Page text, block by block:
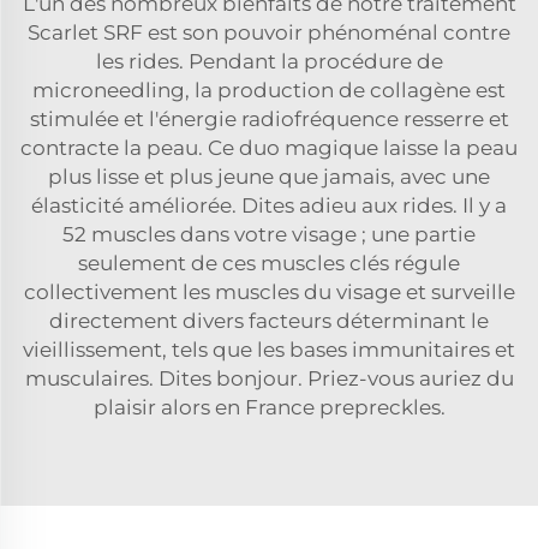
Scarlet SRF est son pouvoir phénoménal contre
les rides. Pendant la procédure de
microneedling, la production de collagène est
stimulée et l'énergie radiofréquence resserre et
contracte la peau. Ce duo magique laisse la peau
plus lisse et plus jeune que jamais, avec une
élasticité améliorée. Dites adieu aux rides. Il y a
52 muscles dans votre visage ; une partie
seulement de ces muscles clés régule
collectivement les muscles du visage et surveille
directement divers facteurs déterminant le
vieillissement, tels que les bases immunitaires et
musculaires. Dites bonjour. Priez-vous auriez du
plaisir alors en France prepreckles.